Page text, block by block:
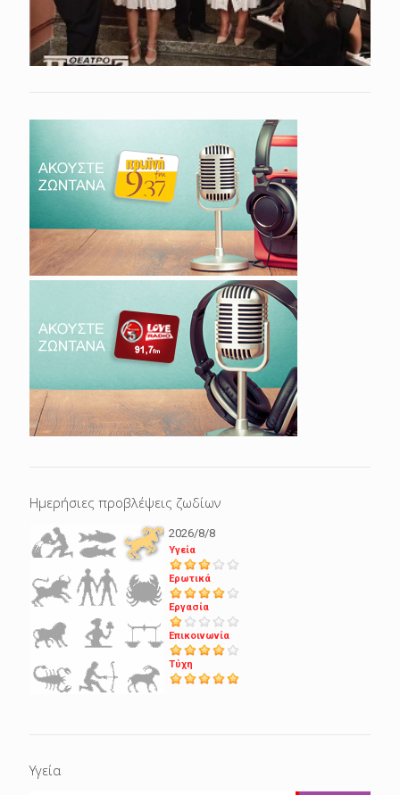
Ημερήσιες προβλέψεις ζωδίων
2026/8/8
Υγεία
Ερωτικά
Εργασία
Επικοινωνία
Τύχη
Υγεία